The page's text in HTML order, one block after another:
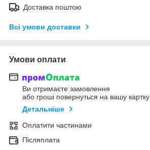
Доставка поштою
Всі умови доставки
Умови оплати
Ви отримаєте замовлення
або гроші повернуться на вашу картку
Детальніше
Оплатити частинами
Післяплата